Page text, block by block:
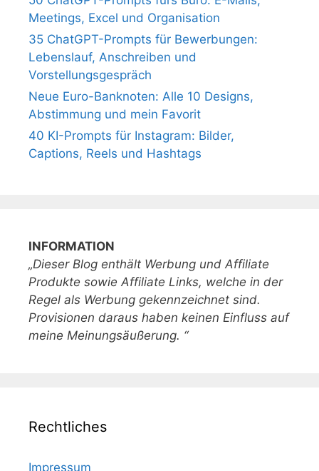
Meetings, Excel und Organisation
35 ChatGPT-Prompts für Bewerbungen:
Lebenslauf, Anschreiben und
Vorstellungsgespräch
Neue Euro-Banknoten: Alle 10 Designs,
Abstimmung und mein Favorit
40 KI-Prompts für Instagram: Bilder,
Captions, Reels und Hashtags
INFORMATION
„Dieser Blog enthält Werbung und Affiliate
Produkte sowie Affiliate Links, welche in der
Regel als Werbung gekennzeichnet sind.
Provisionen daraus haben keinen Einfluss auf
meine Meinungsäußerung. “
Rechtliches
Impressum